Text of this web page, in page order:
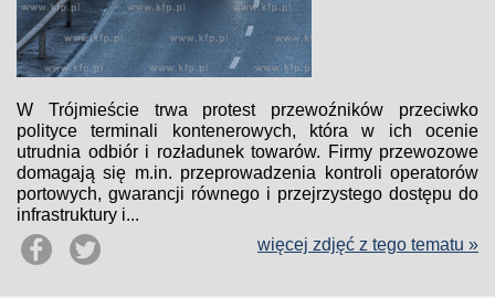
W Trójmieście trwa protest przewoźników przeciwko
polityce terminali kontenerowych, która w ich ocenie
utrudnia odbiór i rozładunek towarów. Firmy przewozowe
domagają się m.in. przeprowadzenia kontroli operatorów
portowych, gwarancji równego i przejrzystego dostępu do
infrastruktury i...
więcej zdjęć z tego tematu »